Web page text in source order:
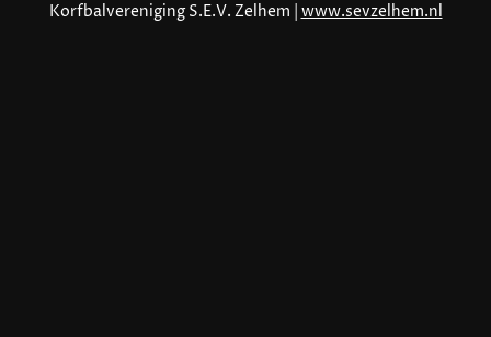
Korfbalvereniging S.E.V. Zelhem | www.sevzelhem.nl